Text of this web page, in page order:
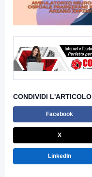
CONDIVIDI L'ARTICOLO
Facebook
X
LinkedIn